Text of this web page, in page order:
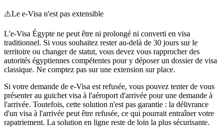
⚠️Le e-Visa n'est pas extensible
L'e-Visa Égypte ne peut être ni prolongé ni converti en visa
traditionnel. Si vous souhaitez rester au-delà de 30 jours sur le
territoire ou changer de statut, vous devez vous rapprocher des
autorités égyptiennes compétentes pour y déposer un dossier de visa
classique. Ne comptez pas sur une extension sur place.
Si votre demande de e-Visa est refusée, vous pouvez tenter de vous
présenter au guichet visa à l'aéroport d'arrivée pour une demande à
l'arrivée. Toutefois, cette solution n'est pas garantie : la délivrance
d'un visa à l'arrivée peut être refusée, ce qui pourrait entraîner votre
rapatriement. La solution en ligne reste de loin la plus sécurisante.